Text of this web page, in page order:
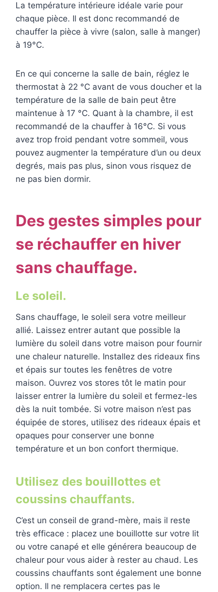
La température intérieure idéale varie pour
chaque pièce. Il est donc recommandé de
chauffer la pièce à vivre (salon, salle à manger)
à 19°C.
En ce qui concerne la salle de bain, réglez le
thermostat à 22 °C avant de vous doucher et la
température de la salle de bain peut être
maintenue à 17 °C. Quant à la chambre, il est
recommandé de la chauffer à 16°C. Si vous
avez trop froid pendant votre sommeil, vous
pouvez augmenter la température d’un ou deux
degrés, mais pas plus, sinon vous risquez de
ne pas bien dormir.
Des gestes simples pour
se réchauffer en hiver
sans chauffage.
Le soleil.
Sans chauffage, le soleil sera votre meilleur
allié. Laissez entrer autant que possible la
lumière du soleil dans votre maison pour fournir
une chaleur naturelle. Installez des rideaux fins
et épais sur toutes les fenêtres de votre
maison. Ouvrez vos stores tôt le matin pour
laisser entrer la lumière du soleil et fermez-les
dès la nuit tombée. Si votre maison n’est pas
équipée de stores, utilisez des rideaux épais et
opaques pour conserver une bonne
température et un bon confort thermique.
Utilisez des bouillottes et
coussins chauffants.
C’est un conseil de grand-mère, mais il reste
très efficace : placez une bouillotte sur votre lit
ou votre canapé et elle générera beaucoup de
chaleur pour vous aider à rester au chaud. Les
coussins chauffants sont également une bonne
option. Il ne remplacera certes pas le